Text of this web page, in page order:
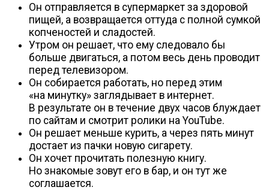
Он отправляется в супермаркет за здоровой
пищей, а возвращается оттуда с полной сумкой
копченостей и сладостей.
Утром он решает, что ему следовало бы
больше двигаться, а потом весь день проводит
перед телевизором.
Он собирается работать, но перед этим
«на минутку» заглядывает в интернет.
В результате он в течение двух часов блуждает
по сайтам и смотрит ролики на YouTube.
Он решает меньше курить, а через пять минут
достает из пачки новую сигарету.
Он хочет прочитать полезную книгу.
Но знакомые зовут его в бар, и он тут же
соглашается.